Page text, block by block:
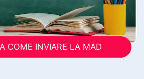
COME INVIARE LA MAD